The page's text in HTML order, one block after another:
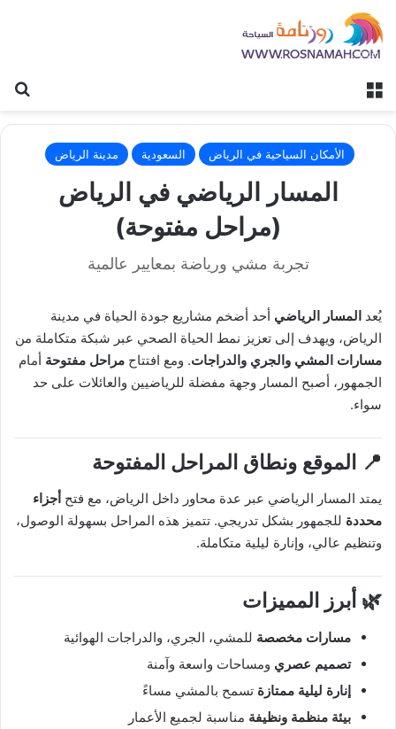
الأمكان السياحية في الرياض السعودية مدينة الرياض
المسار الرياضي في الرياض
(مراحل مفتوحة)
تجربة مشي ورياضة بمعايير عالمية
يُعد المسار الرياضي أحد أضخم مشاريع جودة الحياة في مدينة
الرياض، ويهدف إلى تعزيز نمط الحياة الصحي عبر شبكة متكاملة من
مسارات المشي والجري والدراجات. ومع افتتاح مراحل مفتوحة أمام
الجمهور، أصبح المسار وجهة مفضلة للرياضيين والعائلات على حد
سواء.
📍 الموقع ونطاق المراحل المفتوحة
يمتد المسار الرياضي عبر عدة محاور داخل الرياض، مع فتح أجزاء
محددة للجمهور بشكل تدريجي. تتميز هذه المراحل بسهولة الوصول،
وتنظيم عالي، وإنارة ليلية متكاملة.
🌿 أبرز المميزات
مسارات مخصصة للمشي، الجري، والدراجات الهوائية
تصميم عصري ومساحات واسعة وآمنة
إنارة ليلية ممتازة تسمح بالمشي مساءً
بيئة منظمة ونظيفة مناسبة لجميع الأعمار